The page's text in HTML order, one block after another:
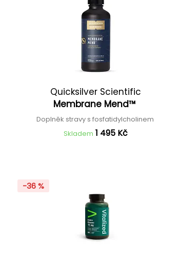
Quicksilver Scientific
Membrane Mend™
Doplněk stravy s fosfatidylcholinem
Skladem 1 495 Kč
-36 %